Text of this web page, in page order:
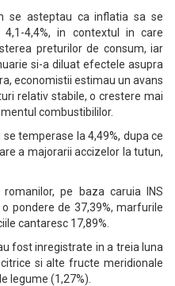
se asteptau ca inflatia sa se
4,4%, in contextul in care
preturilor de consum, iar
si-a diluat efectele asupra
economistii estimau un avans
relativ stabile, o crestere mai
combustibililor.
temperase la 4,49%, dupa ce
a majorarii accizelor la tutun,
pe baza caruia INS
pondere de 37,39%, marfurile
cantaresc 17,89%.
fost inregistrate in a treia luna
si alte fructe meridionale
legume (1,27%).